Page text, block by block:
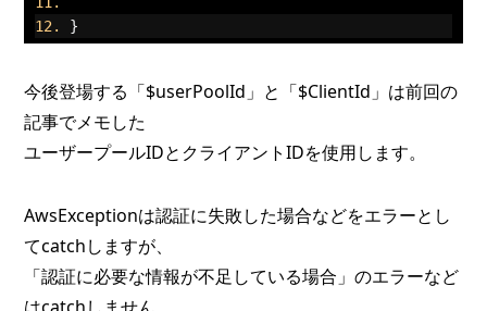
}
今後登場する「$userPoolId」と「$ClientId」は前回の
記事でメモした
ユーザープールIDとクライアントIDを使用します。
AwsExceptionは認証に失敗した場合などをエラーとし
てcatchしますが、
「認証に必要な情報が不足している場合」のエラーなど